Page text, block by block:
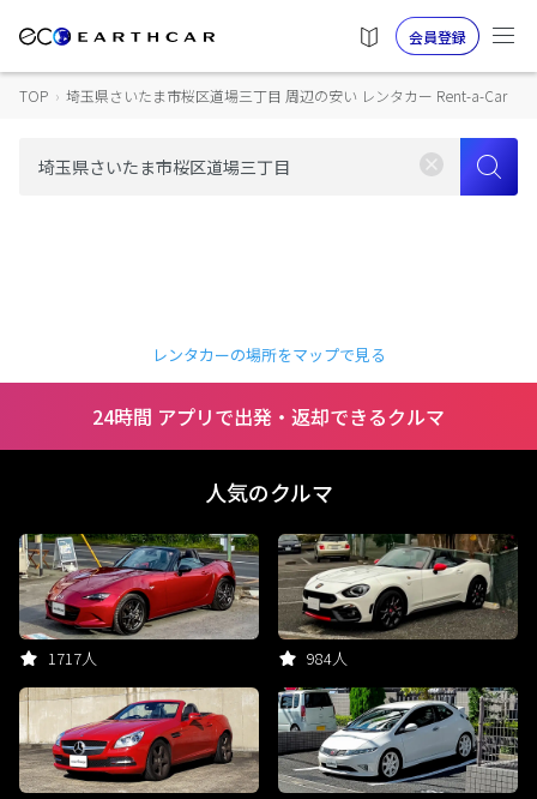
会員登録
TOP › 埼玉県さいたま市桜区道場三丁目 周辺の安い レンタカー Rent-a-Car
レンタカーの場所をマップで見る
24時間 アプリで出発・返却できるクルマ
人気のクルマ
1717人 984人